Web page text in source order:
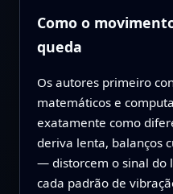
Como o
queda
Os autores primeiro
matemáticos e
exatamente como
deriva lenta, balanços
— distorcem o sinal do
cada padrão de